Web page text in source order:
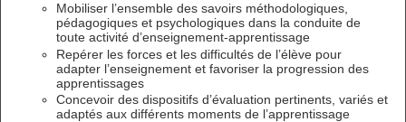
Mobiliser l’ensemble des savoirs méthodologiques,
pédagogiques et psychologiques dans la conduite de
toute activité d’enseignement-apprentissage
Repérer les forces et les difficultés de l’élève pour
adapter l’enseignement et favoriser la progression des
apprentissages
Concevoir des dispositifs d’évaluation pertinents, variés et
adaptés aux différents moments de l’apprentissage